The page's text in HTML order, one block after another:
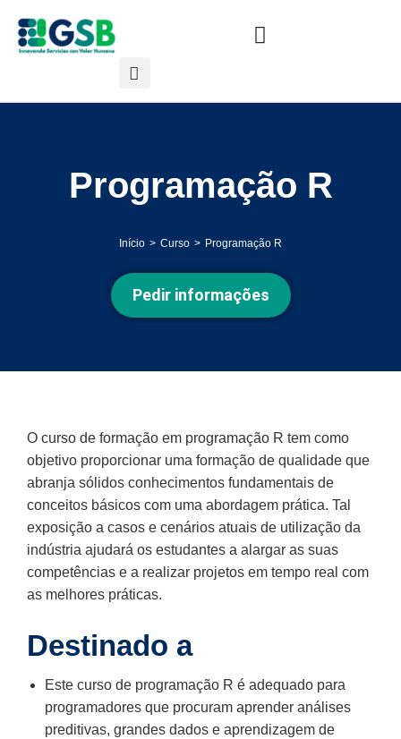
Programação R
Você está aqui:Início Curso Programação R
Pedir informações
O curso de formação em programação R tem como
objetivo proporcionar uma formação de qualidade que
abranja sólidos conhecimentos fundamentais de
conceitos básicos com uma abordagem prática. Tal
exposição a casos e cenários atuais de utilização da
indústria ajudará os estudantes a alargar as suas
competências e a realizar projetos em tempo real com
as melhores práticas.
Destinado a
Este curso de programação R é adequado para
programadores que procuram aprender análises
preditivas, grandes dados e aprendizagem de